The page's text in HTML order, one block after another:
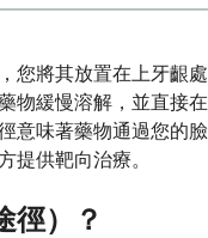
您將其放置在上牙齦處
物緩慢溶解，並直接在
意味著藥物通過您的臉
提供靶向治療。
徑）？